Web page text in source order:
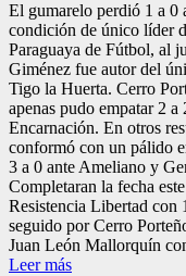
El gumarelo perdió 1 a 0
condición de único líder
Paraguaya de Fútbol, al
Giménez fue autor del
Tigo la Huerta. Cerro
apenas pudo empatar 2
Encarnación. En otros
conformó con un pálido
3 a 0 ante Ameliano y
Completaran la fecha
Resistencia Libertad con
seguido por Cerro
Juan León Mallorquín
Leer más